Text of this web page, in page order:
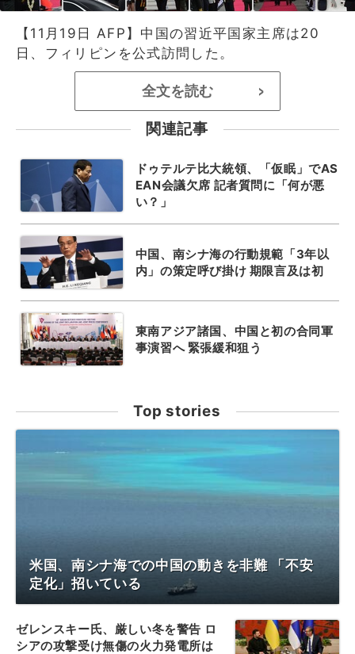
【11月19日 AFP】中国の習近平国家主席は20
日、フィリピンを公式訪問した。
全文を読む >
関連記事
ドゥテルテ比大統領、「仮眠」でAS
EAN会議欠席 記者質問に「何が悪
い？」
中国、南シナ海の行動規範「3年以
内」の策定呼び掛け 期限言及は初
東南アジア諸国、中国と初の合同軍
事演習へ 緊張緩和狙う
Top stories
米国、南シナ海での中国の動きを非難 「不安
定化」招いている
ゼレンスキー氏、厳しい冬を警告 ロ
シアの攻撃受け無傷の火力発電所は